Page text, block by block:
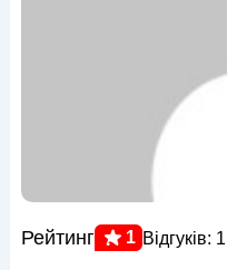
Рейтинг 1 Відгуків: 1